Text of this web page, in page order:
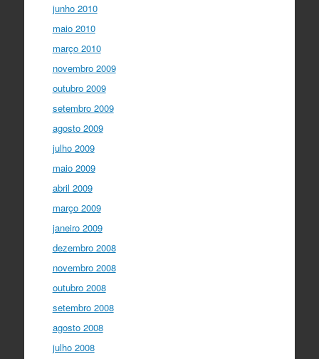
junho 2010
maio 2010
março 2010
novembro 2009
outubro 2009
setembro 2009
agosto 2009
julho 2009
maio 2009
abril 2009
março 2009
janeiro 2009
dezembro 2008
novembro 2008
outubro 2008
setembro 2008
agosto 2008
julho 2008